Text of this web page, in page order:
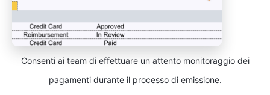
Consenti ai team di effettuare un attento monitoraggio dei
pagamenti durante il processo di emissione.